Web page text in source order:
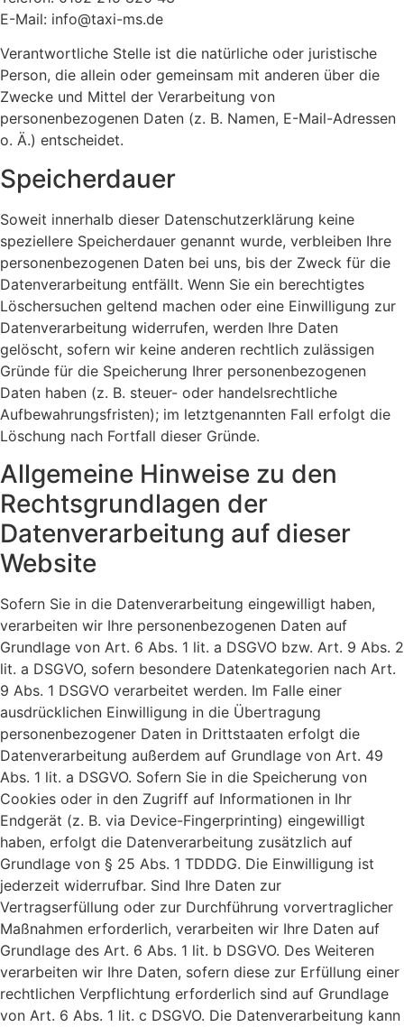
E-Mail: info@taxi-ms.de
Verantwortliche Stelle ist die natürliche oder juristische
Person, die allein oder gemeinsam mit anderen über die
Zwecke und Mittel der Verarbeitung von
personenbezogenen Daten (z. B. Namen, E-Mail-Adressen
o. Ä.) entscheidet.
Speicherdauer
Soweit innerhalb dieser Datenschutzerklärung keine
speziellere Speicherdauer genannt wurde, verbleiben Ihre
personenbezogenen Daten bei uns, bis der Zweck für die
Datenverarbeitung entfällt. Wenn Sie ein berechtigtes
Löschersuchen geltend machen oder eine Einwilligung zur
Datenverarbeitung widerrufen, werden Ihre Daten
gelöscht, sofern wir keine anderen rechtlich zulässigen
Gründe für die Speicherung Ihrer personenbezogenen
Daten haben (z. B. steuer- oder handelsrechtliche
Aufbewahrungsfristen); im letztgenannten Fall erfolgt die
Löschung nach Fortfall dieser Gründe.
Allgemeine Hinweise zu den
Rechtsgrundlagen der
Datenverarbeitung auf dieser
Website
Sofern Sie in die Datenverarbeitung eingewilligt haben,
verarbeiten wir Ihre personenbezogenen Daten auf
Grundlage von Art. 6 Abs. 1 lit. a DSGVO bzw. Art. 9 Abs. 2
lit. a DSGVO, sofern besondere Datenkategorien nach Art.
9 Abs. 1 DSGVO verarbeitet werden. Im Falle einer
ausdrücklichen Einwilligung in die Übertragung
personenbezogener Daten in Drittstaaten erfolgt die
Datenverarbeitung außerdem auf Grundlage von Art. 49
Abs. 1 lit. a DSGVO. Sofern Sie in die Speicherung von
Cookies oder in den Zugriff auf Informationen in Ihr
Endgerät (z. B. via Device-Fingerprinting) eingewilligt
haben, erfolgt die Datenverarbeitung zusätzlich auf
Grundlage von § 25 Abs. 1 TDDDG. Die Einwilligung ist
jederzeit widerrufbar. Sind Ihre Daten zur
Vertragserfüllung oder zur Durchführung vorvertraglicher
Maßnahmen erforderlich, verarbeiten wir Ihre Daten auf
Grundlage des Art. 6 Abs. 1 lit. b DSGVO. Des Weiteren
verarbeiten wir Ihre Daten, sofern diese zur Erfüllung einer
rechtlichen Verpflichtung erforderlich sind auf Grundlage
von Art. 6 Abs. 1 lit. c DSGVO. Die Datenverarbeitung kann